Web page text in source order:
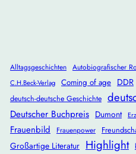
Alltagsgeschichten Autobiografischer
C.H.Beck-Verlag Coming of age DDR
deutsch-deutsche Geschichte
Deutscher Buchpreis Dumont
Frauenbild Frauenpower
Großartige Literatur Highlight